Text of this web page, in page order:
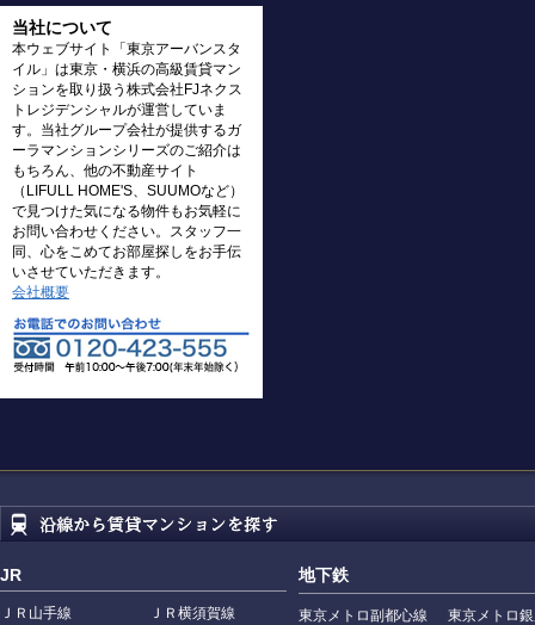
当社について
本ウェブサイト「東京アーバンスタ
イル」は東京・横浜の高級賃貸マン
ションを取り扱う株式会社FJネクス
トレジデンシャルが運営していま
す。当社グループ会社が提供するガ
ーラマンションシリーズのご紹介は
もちろん、他の不動産サイト
（LIFULL HOME'S、SUUMOなど）
で見つけた気になる物件もお気軽に
お問い合わせください。スタッフ一
同、心をこめてお部屋探しをお手伝
いさせていただきます。
会社概要
JR
ＪＲ山手線
ＪＲ横須賀線
地下鉄
東京メトロ副都心線
東京メトロ